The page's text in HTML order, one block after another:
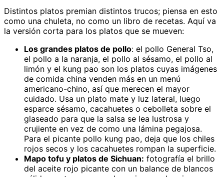
Distintos platos premian distintos trucos; piensa en esto
como una chuleta, no como un libro de recetas. Aquí va
la versión corta para los platos que se mueven:
Los grandes platos de pollo: el pollo General Tso,
el pollo a la naranja, el pollo al sésamo, el pollo al
limón y el kung pao son los platos cuyas imágenes
de comida china venden más en un menú
americano-chino, así que merecen el mayor
cuidado. Usa un plato mate y luz lateral, luego
esparce sésamo, cacahuetes o cebolleta sobre el
glaseado para que la salsa se lea lustrosa y
crujiente en vez de como una lámina pegajosa.
Para el picante pollo kung pao, deja que los chiles
rojos secos y los cacahuetes rompan la superficie.
Mapo tofu y platos de Sichuan: fotografía el brillo
del aceite rojo picante con un balance de blancos